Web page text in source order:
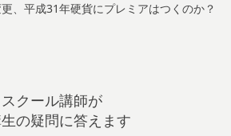
、平成31年硬貨にプレミアはつくのか？
スクール講師が
の疑問に答えます